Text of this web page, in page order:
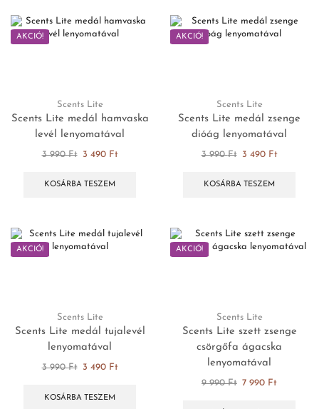
AKCIÓ!
Scents Lite
Scents Lite medál hamvaska
levél lenyomatával
3 990Ft 3 490 Ft
KOSÁRBA TESZEM
AKCIÓ!
Scents Lite
Scents Lite medál zsenge
dióág lenyomatával
3 990Ft 3 490 Ft
KOSÁRBA TESZEM
AKCIÓ!
Scents Lite
Scents Lite medál tujalevél
lenyomatával
3 990Ft 3 490 Ft
KOSÁRBA TESZEM
AKCIÓ!
Scents Lite
Scents Lite szett zsenge
csörgőfa ágacska
lenyomatával
9 990Ft 7 990 Ft